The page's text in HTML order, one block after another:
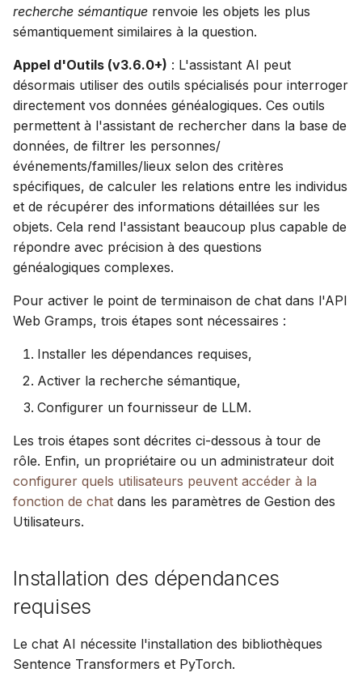
h
r
c
h
e
recherche sémantique renvoie les objets les plus
sémantiquement similaires à la question.
Appel d'Outils (v3.6.0+) : L'assistant AI peut
désormais utiliser des outils spécialisés pour interroger
directement vos données généalogiques. Ces outils
permettent à l'assistant de rechercher dans la base de
données, de filtrer les personnes/
événements/familles/lieux selon des critères
spécifiques, de calculer les relations entre les individus
et de récupérer des informations détaillées sur les
objets. Cela rend l'assistant beaucoup plus capable de
répondre avec précision à des questions
généalogiques complexes.
Pour activer le point de terminaison de chat dans l'API
Web Gramps, trois étapes sont nécessaires :
Installer les dépendances requises,
Activer la recherche sémantique,
Configurer un fournisseur de LLM.
Les trois étapes sont décrites ci-dessous à tour de
rôle. Enfin, un propriétaire ou un administrateur doit
configurer quels utilisateurs peuvent accéder à la
fonction de chat dans les paramètres de Gestion des
Utilisateurs.
Installation des dépendances
requises
Le chat AI nécessite l'installation des bibliothèques
Sentence Transformers et PyTorch.